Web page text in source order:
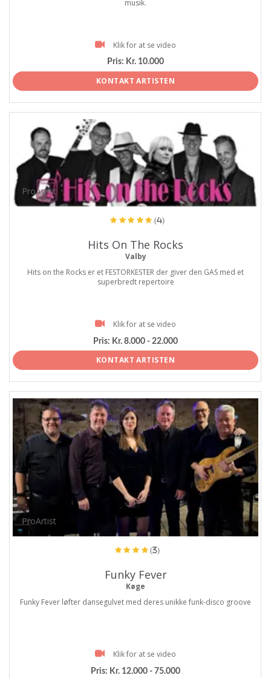
musik.
Klik for at se video
Pris: Kr. 10.000
KONTAKT ARTISTEN
ProArtist
(4)
Hits On The Rocks
Valby
Hits on the Rocks er et FESTORKESTER der giver den GAS med et
superbredt repertoire
Klik for at se video
Pris: Kr. 8.000 - 22.000
KONTAKT ARTISTEN
ProArtist
(3)
Funky Fever
Køge
Funky Fever løfter dansegulvet med deres unikke funk-disco groove
Klik for at se video
Pris: Kr. 12.000 - 75.000